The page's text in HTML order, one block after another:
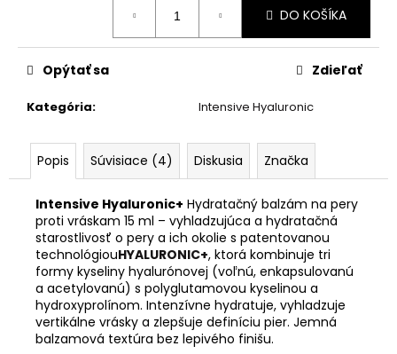
DO KOŠÍKA
Kategória: Intensive Hyaluronic
Opýtať sa Zdieľať
Popis Súvisiace (4) Diskusia Značka
Intensive Hyaluronic+ Hydratačný balzám na pery
proti vráskam 15 ml – vyhladzujúca a hydratačná
starostlivosť o pery a ich okolie s patentovanou
technológiouHYALURONIC+, ktorá kombinuje tri
formy kyseliny hyalurónovej (voľnú, enkapsulovanú
a acetylovanú) s polyglutamovou kyselinou a
hydroxyprolínom. Intenzívne hydratuje, vyhladzuje
vertikálne vrásky a zlepšuje definíciu pier. Jemná
balzamová textúra bez lepivého finišu.